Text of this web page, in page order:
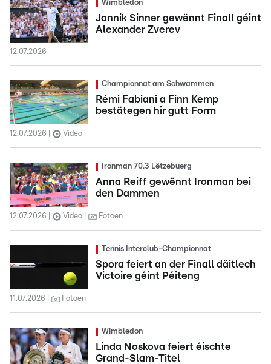
Wimbledon
Jannik Sinner gewënnt Finall géint
Alexander Zverev
12.07.2026
Championnat am Schwammen
Rémi Fabiani a Finn Kemp
bestätegen hir gutt Form
12.07.2026 Video
Ironman 70.3 Lëtzebuerg
Anna Reiff gewënnt Ironman bei
den Dammen
12.07.2026 Video Fotoen
Tennis Interclub-Championnat
Spora feiert an der Finall däitlech
Victoire géint Péiteng
11.07.2026 Fotoen
Wimbledon
Linda Noskova feiert éischte
Grand-Slam-Titel